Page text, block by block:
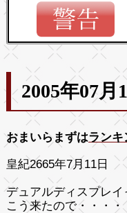
2005年07月
おまいらまずはランキ
皇紀2665年7月11日
デュアルディスプレイ
こう来たので・・・・